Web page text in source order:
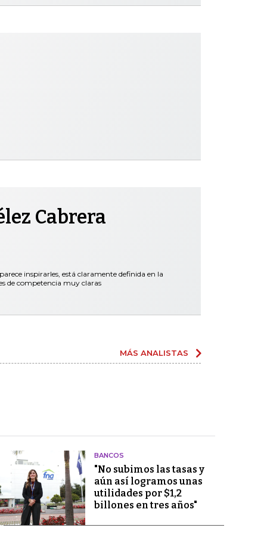
Cabrera
inspirarles, está claramente definida en la
de competencia muy claras
MÁS ANALISTAS
BANCOS
"No subimos las tasas y
aún así logramos unas
utilidades por $1,2
billones en tres años"